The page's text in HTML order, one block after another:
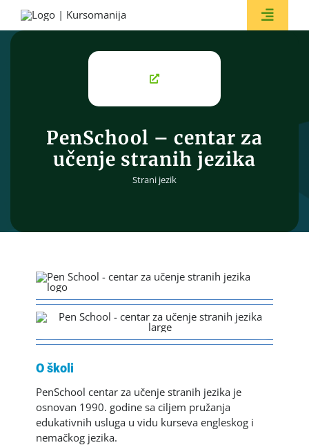
content
Toggle
PenSchool – centar za
učenje stranih jezika
Strani jezik
O školi
PenSchool centar za učenje stranih jezika je
osnovan 1990. godine sa ciljem pružanja
edukativnih usluga u vidu kurseva engleskog i
nemačkog jezika.